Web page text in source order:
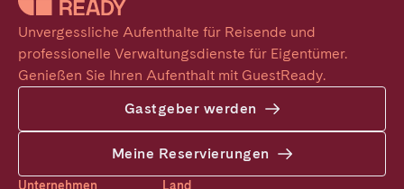
Unvergessliche Aufenthalte für Reisende und
professionelle Verwaltungsdienste für Eigentümer.
Genießen Sie Ihren Aufenthalt mit GuestReady.
Gastgeber werden
Meine Reservierungen
Unternehmen Land